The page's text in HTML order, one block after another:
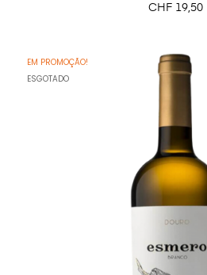
Preço
CHF 19,50
EM PROMOÇÃO!
ESGOTADO